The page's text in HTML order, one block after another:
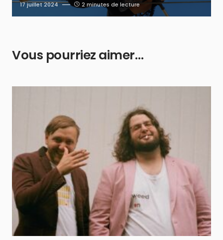
17 juillet 2024 2 minutes de lecture
Vous pourriez aimer…